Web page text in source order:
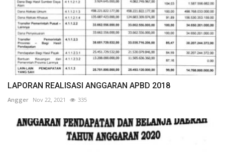
LAPORAN REALISASI ANGGARAN APBD 2018
Angger Nov 22, 2021 335